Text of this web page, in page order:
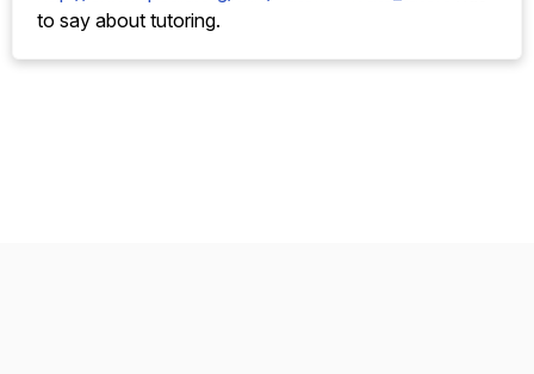
to say about tutoring.